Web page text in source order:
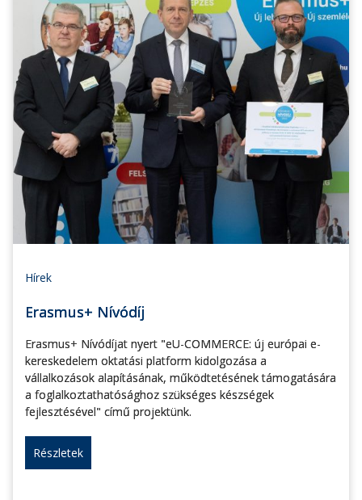
Hírek
Erasmus+ Nívódíj
Erasmus+ Nívódíjat nyert "eU-COMMERCE: új európai e-
kereskedelem oktatási platform kidolgozása a
vállalkozások alapításának, működtetésének támogatására
a foglalkoztathatósághoz szükséges készségek
fejlesztésével" című projektünk.
Részletek